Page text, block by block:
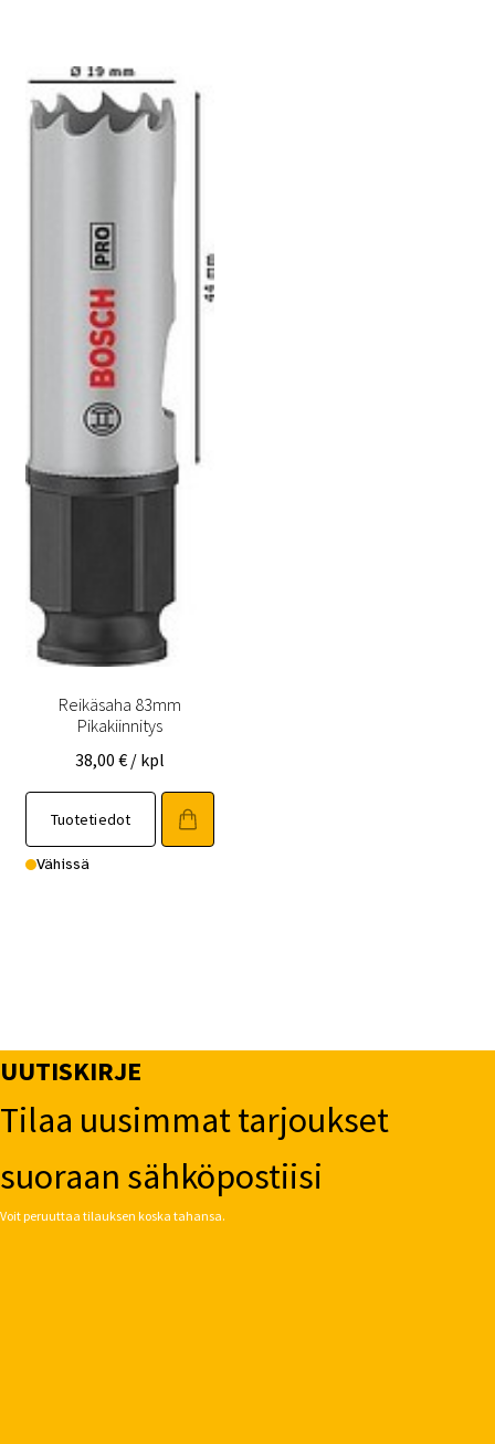
Reikäsaha 83mm
Pikakiinnitys
38,00 € / kpl
Tuotetiedot
Vähissä
UUTISKIRJE
Tilaa uusimmat tarjoukset
suoraan sähköpostiisi
Voit peruuttaa tilauksen koska tahansa.